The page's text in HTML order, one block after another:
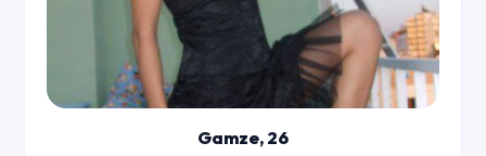
Gamze, 26